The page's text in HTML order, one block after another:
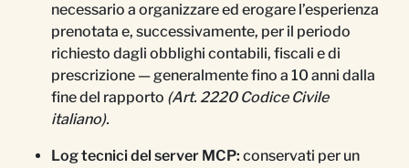
necessario a organizzare ed erogare l’esperienza
prenotata e, successivamente, per il periodo
richiesto dagli obblighi contabili, fiscali e di
prescrizione — generalmente fino a 10 anni dalla
fine del rapporto (Art. 2220 Codice Civile
italiano).
Log tecnici del server MCP: conservati per un